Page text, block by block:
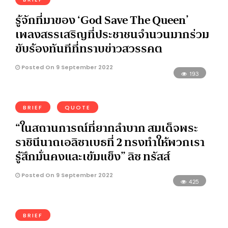
รู้จักที่มาของ ‘God Save The Queen’
เพลงสรรเสริญที่ประชาชนจำนวนมากร่วม
ขับร้องทันทีที่ทราบข่าวสวรรคต
Posted On 9 September 2022
193
BRIEF QUOTE
“ในสถานการณ์ที่ยากลำบาก สมเด็จพระ
ราชินีนาถเอลิซาเบธที่ 2 ทรงทำให้พวกเรา
รู้สึกมั่นคงและเข้มแข็ง” ลิซ ทรัสส์
Posted On 9 September 2022
425
BRIEF